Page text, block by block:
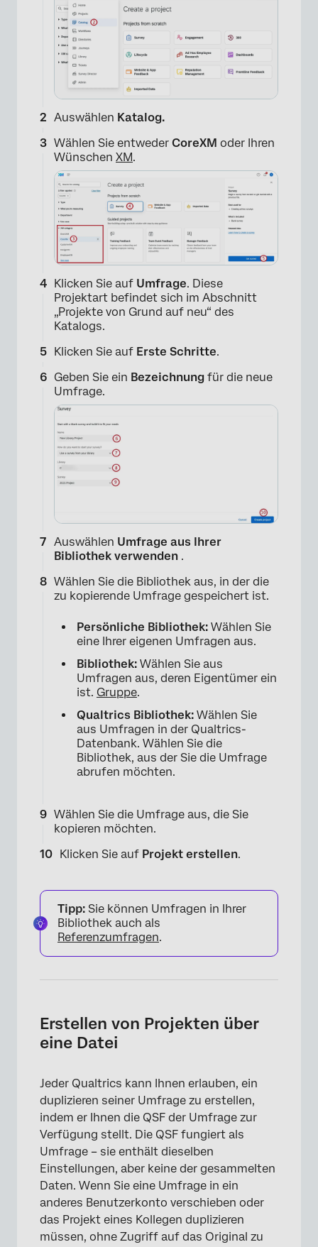
×
Auswählen Katalog.
Wählen Sie entweder CoreXM oder Ihren
Wünschen XM.
Klicken Sie auf Umfrage. Diese
Projektart befindet sich im Abschnitt
„Projekte von Grund auf neu“ des
Katalogs.
Klicken Sie auf Erste Schritte.
Geben Sie ein Bezeichnung für die neue
Umfrage.
Auswählen Umfrage aus Ihrer
Bibliothek verwenden .
Wählen Sie die Bibliothek aus, in der die
zu kopierende Umfrage gespeichert ist.
Persönliche Bibliothek: Wählen Sie
eine Ihrer eigenen Umfragen aus.
Bibliothek: Wählen Sie aus
Umfragen aus, deren Eigentümer ein
ist. Gruppe.
Qualtrics Bibliothek: Wählen Sie
aus Umfragen in der Qualtrics-
Datenbank. Wählen Sie die
Bibliothek, aus der Sie die Umfrage
abrufen möchten.
Wählen Sie die Umfrage aus, die Sie
kopieren möchten.
Klicken Sie auf Projekt erstellen.
Tipp: Sie können Umfragen in Ihrer
Bibliothek auch als
Referenzumfragen.
Erstellen von Projekten über
eine Datei
Jeder Qualtrics kann Ihnen erlauben, ein
duplizieren seiner Umfrage zu erstellen,
indem er Ihnen die QSF der Umfrage zur
Verfügung stellt. Die QSF fungiert als
Umfrage – sie enthält dieselben
Einstellungen, aber keine der gesammelten
Daten. Wenn Sie eine Umfrage in ein
anderes Benutzerkonto verschieben oder
das Projekt eines Kollegen duplizieren
müssen, ohne Zugriff auf das Original zu